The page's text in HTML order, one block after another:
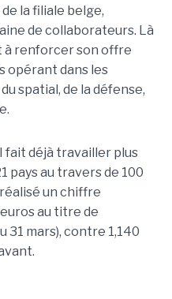
la filiale belge,
de collaborateurs. Là
à renforcer son offre
opérant dans les
spatial, de la défense,
fait déjà travailler plus
pays au travers de 100
un chiffre
au titre de
31 mars), contre 1,140